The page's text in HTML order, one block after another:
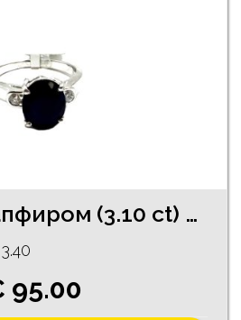
Кольцо с сапфиром (3.10 ct) 4/5765
95.00